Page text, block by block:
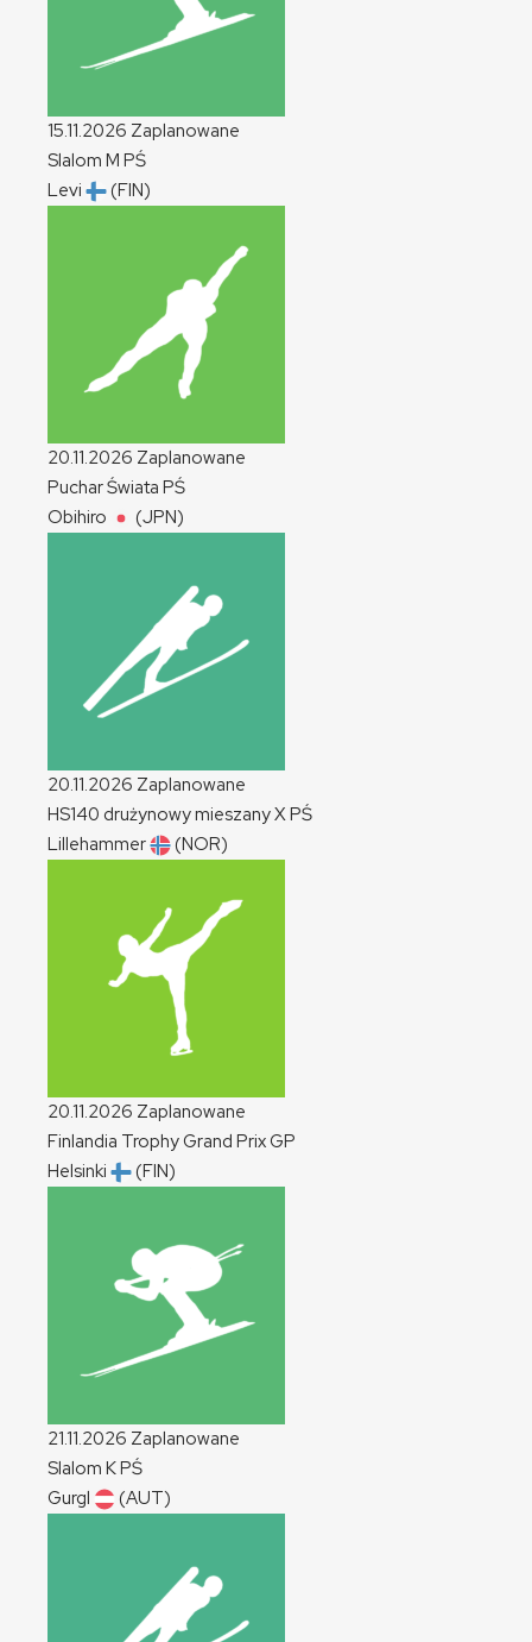
15.11.2026 Zaplanowane
Slalom M PŚ
Levi
(FIN)
20.11.2026 Zaplanowane
Puchar Świata PŚ
Obihiro
(JPN)
20.11.2026 Zaplanowane
HS140 drużynowy mieszanyXPŚ
Lillehammer
(NOR)
20.11.2026 Zaplanowane
Finlandia Trophy Grand PrixGP
Helsinki
(FIN)
21.11.2026 Zaplanowane
Slalom KPŚ
Gurgl
(AUT)